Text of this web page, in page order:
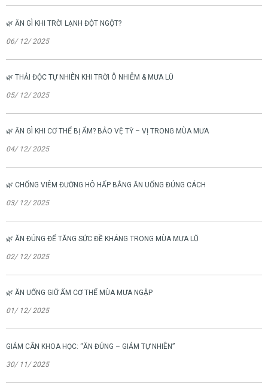
🌿 ĂN GÌ KHI TRỜI LẠNH ĐỘT NGỘT?
06/ 12/ 2025
🌿 THẢI ĐỘC TỰ NHIÊN KHI TRỜI Ô NHIỄM & MƯA LŨ
05/ 12/ 2025
🌿 ĂN GÌ KHI CƠ THỂ BỊ ẨM? BẢO VỆ TỲ – VỊ TRONG MÙA MƯA
04/ 12/ 2025
🌿 CHỐNG VIÊM ĐƯỜNG HÔ HẤP BẰNG ĂN UỐNG ĐÚNG CÁCH
03/ 12/ 2025
🌿 ĂN ĐÚNG ĐỂ TĂNG SỨC ĐỀ KHÁNG TRONG MÙA MƯA LŨ
02/ 12/ 2025
🌿 ĂN UỐNG GIỮ ẤM CƠ THỂ MÙA MƯA NGẬP
01/ 12/ 2025
GIẢM CÂN KHOA HỌC: “ĂN ĐÚNG – GIẢM TỰ NHIÊN”
30/ 11/ 2025